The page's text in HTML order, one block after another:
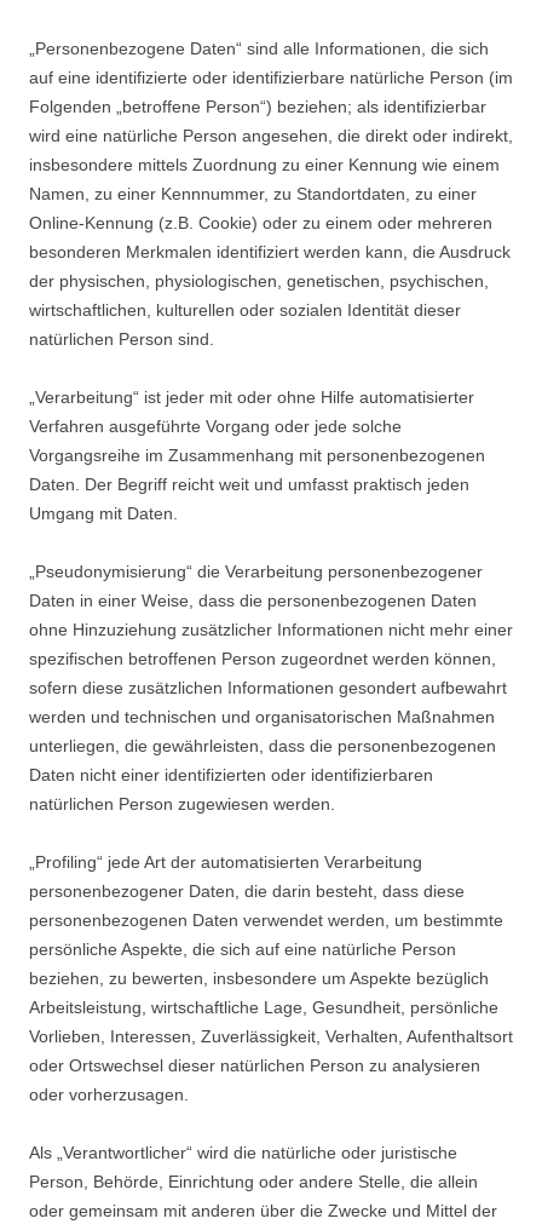
„Personenbezogene Daten“ sind alle Informationen, die sich
auf eine identifizierte oder identifizierbare natürliche Person (im
Folgenden „betroffene Person“) beziehen; als identifizierbar
wird eine natürliche Person angesehen, die direkt oder indirekt,
insbesondere mittels Zuordnung zu einer Kennung wie einem
Namen, zu einer Kennnummer, zu Standortdaten, zu einer
Online-Kennung (z.B. Cookie) oder zu einem oder mehreren
besonderen Merkmalen identifiziert werden kann, die Ausdruck
der physischen, physiologischen, genetischen, psychischen,
wirtschaftlichen, kulturellen oder sozialen Identität dieser
natürlichen Person sind.
„Verarbeitung“ ist jeder mit oder ohne Hilfe automatisierter
Verfahren ausgeführte Vorgang oder jede solche
Vorgangsreihe im Zusammenhang mit personenbezogenen
Daten. Der Begriff reicht weit und umfasst praktisch jeden
Umgang mit Daten.
„Pseudonymisierung“ die Verarbeitung personenbezogener
Daten in einer Weise, dass die personenbezogenen Daten
ohne Hinzuziehung zusätzlicher Informationen nicht mehr einer
spezifischen betroffenen Person zugeordnet werden können,
sofern diese zusätzlichen Informationen gesondert aufbewahrt
werden und technischen und organisatorischen Maßnahmen
unterliegen, die gewährleisten, dass die personenbezogenen
Daten nicht einer identifizierten oder identifizierbaren
natürlichen Person zugewiesen werden.
„Profiling“ jede Art der automatisierten Verarbeitung
personenbezogener Daten, die darin besteht, dass diese
personenbezogenen Daten verwendet werden, um bestimmte
persönliche Aspekte, die sich auf eine natürliche Person
beziehen, zu bewerten, insbesondere um Aspekte bezüglich
Arbeitsleistung, wirtschaftliche Lage, Gesundheit, persönliche
Vorlieben, Interessen, Zuverlässigkeit, Verhalten, Aufenthaltsort
oder Ortswechsel dieser natürlichen Person zu analysieren
oder vorherzusagen.
Als „Verantwortlicher“ wird die natürliche oder juristische
Person, Behörde, Einrichtung oder andere Stelle, die allein
oder gemeinsam mit anderen über die Zwecke und Mittel der